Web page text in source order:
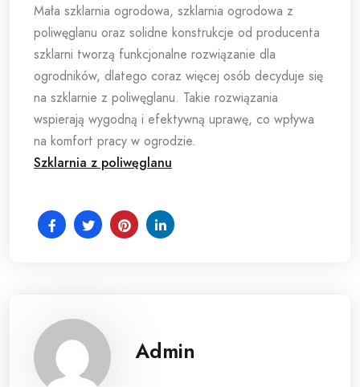
Mała szklarnia ogrodowa, szklarnia ogrodowa z
poliwęglanu oraz solidne konstrukcje od producenta
szklarni tworzą funkcjonalne rozwiązanie dla
ogrodników, dlatego coraz więcej osób decyduje się
na szklarnie z poliwęglanu. Takie rozwiązania
wspierają wygodną i efektywną uprawę, co wpływa
na komfort pracy w ogrodzie.
Szklarnia z poliwęglanu
Admin